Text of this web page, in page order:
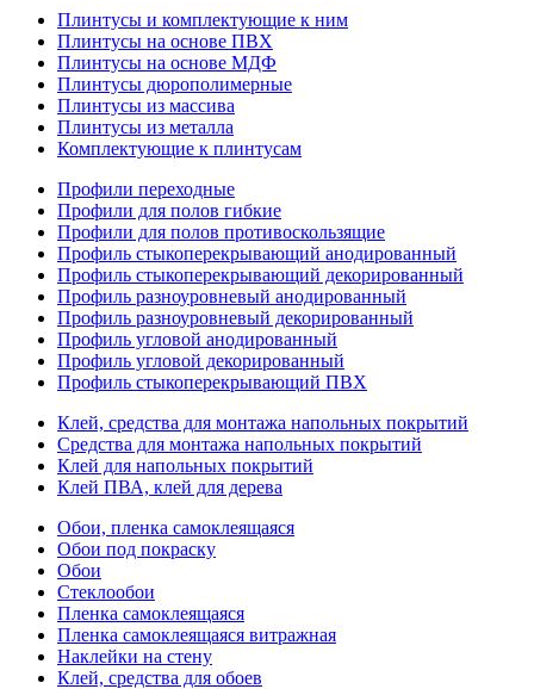
Плинтусы и комплектующие к ним
Плинтусы на основе ПВХ
Плинтусы на основе МДФ
Плинтусы дюрополимерные
Плинтусы из массива
Плинтусы из металла
Комплектующие к плинтусам
Профили переходные
Профили для полов гибкие
Профили для полов противоскользящие
Профиль стыкоперекрывающий анодированный
Профиль стыкоперекрывающий декорированный
Профиль разноуровневый анодированный
Профиль разноуровневый декорированный
Профиль угловой анодированный
Профиль угловой декорированный
Профиль стыкоперекрывающий ПВХ
Клей, средства для монтажа напольных покрытий
Средства для монтажа напольных покрытий
Клей для напольных покрытий
Клей ПВА, клей для дерева
Обои, пленка самоклеящаяся
Обои под покраску
Обои
Стеклообои
Пленка самоклеящаяся
Пленка самоклеящаяся витражная
Наклейки на стену
Клей, средства для обоев